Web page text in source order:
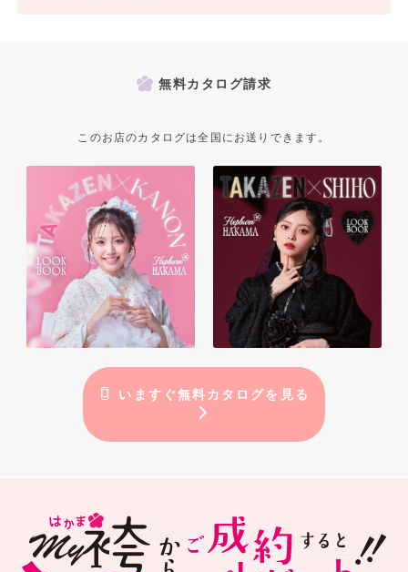
無料カタログ請求
このお店のカタログは全国にお送りできます。
いますぐ無料カタログを見る